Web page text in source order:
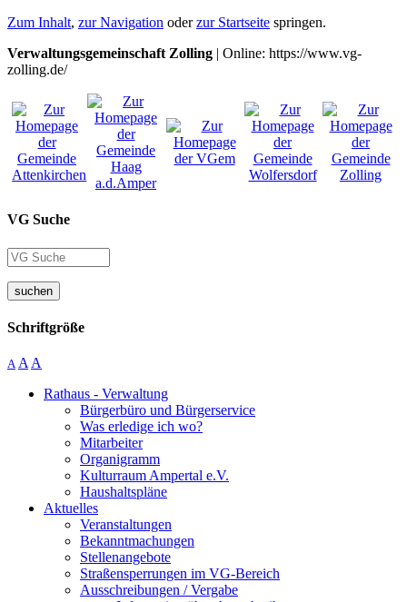
Zum Inhalt, zur Navigation oderzur Startseite springen.
Verwaltungsgemeinschaft Zolling | Online: https://www.vg-
zolling.de/
VG Suche
suchen
Schriftgröße
A A A
Rathaus - Verwaltung
Bürgerbüro und Bürgerservice
Was erledige ich wo?
Mitarbeiter
Organigramm
Kulturraum Ampertal e.V.
Haushaltspläne
Aktuelles
Veranstaltungen
Bekanntmachungen
Stellenangebote
Straßensperrungen im VG-Bereich
Ausschreibungen / Vergabe